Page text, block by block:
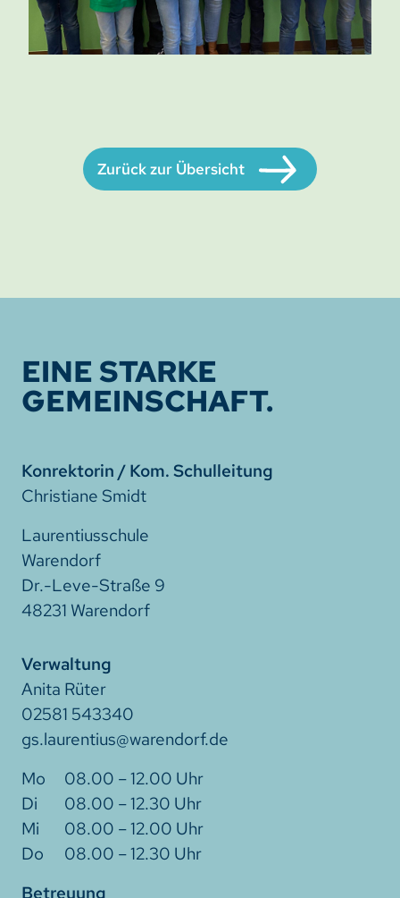
Zurück zur Übersicht
EINE STARKE
GEMEINSCHAFT.
Konrektorin / Kom. Schulleitung
Christiane Smidt
Laurentiusschule
Warendorf
Dr.-Leve-Straße 9
48231 Warendorf
Verwaltung
Anita Rüter
02581 543340
gs.laurentius@warendorf.de
08.00 – 12.00 Uhr
08.00 – 12.30 Uhr
08.00 – 12.00 Uhr
08.00 – 12.30 Uhr
Betreuung